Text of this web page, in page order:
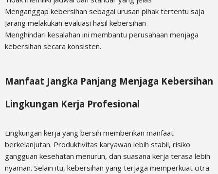
Menganggap kebersihan sebagai urusan pihak tertentu saja
Jarang melakukan evaluasi hasil kebersihan
Menghindari kesalahan ini membantu perusahaan menjaga
kebersihan secara konsisten.
Manfaat Jangka Panjang Menjaga Kebersihan
Lingkungan Kerja Profesional
Lingkungan kerja yang bersih memberikan manfaat
berkelanjutan. Produktivitas karyawan lebih stabil, risiko
gangguan kesehatan menurun, dan suasana kerja terasa lebih
nyaman. Selain itu, kebersihan yang terjaga memperkuat citra